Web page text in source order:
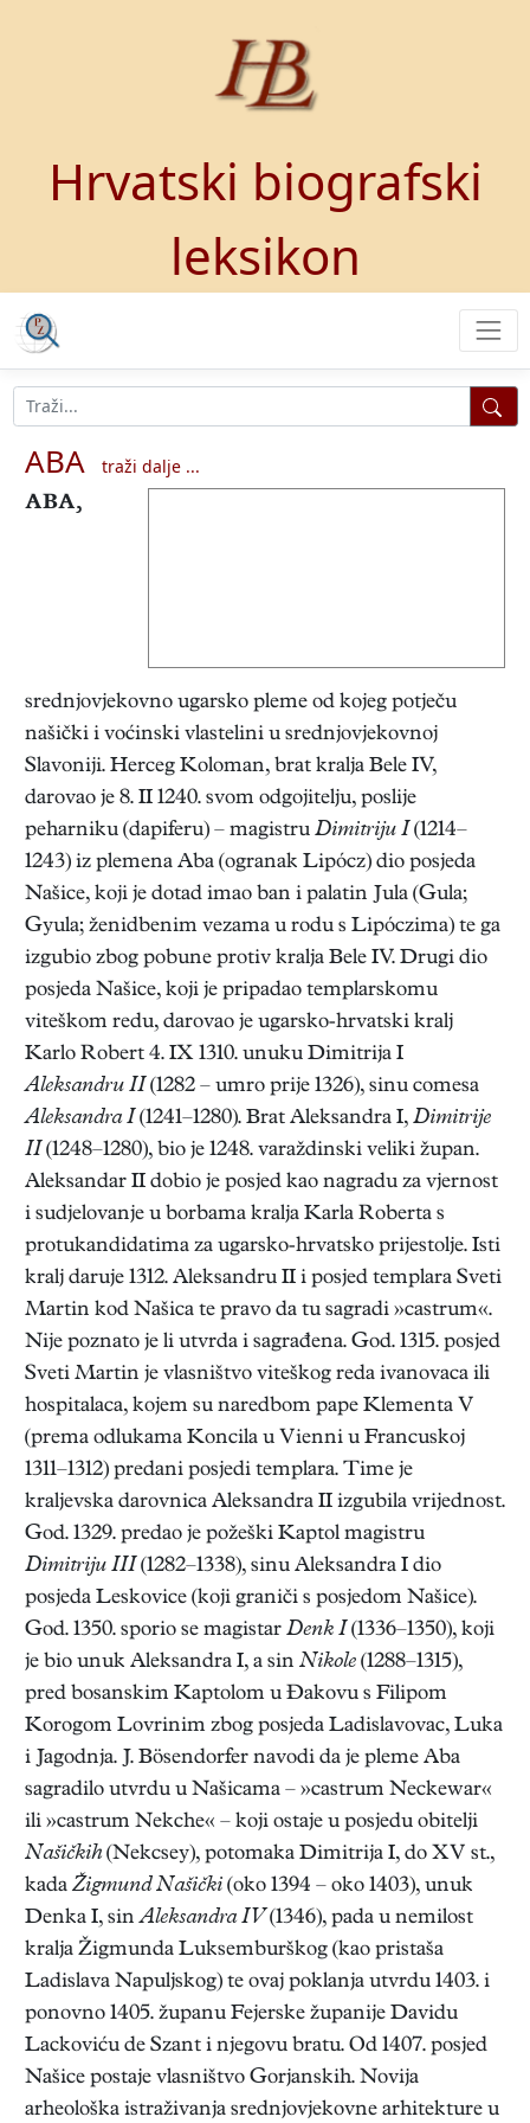
Hrvatski biografski
leksikon
ABA
traži dalje ...
ABA,
srednjovjekovno ugarsko pleme od kojeg potječu
našički i voćinski vlastelini u srednjovjekovnoj
Slavoniji. Herceg Koloman, brat kralja Bele IV,
darovao je 8. II 1240. svom odgojitelju, poslije
peharniku (dapiferu) – magistru Dimitriju I (1214–
1243) iz plemena Aba (ogranak Lipócz) dio posjeda
Našice, koji je dotad imao ban i palatin Jula (Gula;
Gyula; ženidbenim vezama u rodu s Lipóczima) te ga
izgubio zbog pobune protiv kralja Bele IV. Drugi dio
posjeda Našice, koji je pripadao templarskomu
viteškom redu, darovao je ugarsko-hrvatski kralj
Karlo Robert 4. IX 1310. unuku Dimitrija I
Aleksandru II (1282 – umro prije 1326), sinu comesa
Aleksandra I (1241–1280). Brat Aleksandra I, Dimitrije
II (1248–1280), bio je 1248. varaždinski veliki župan.
Aleksandar II dobio je posjed kao nagradu za vjernost
i sudjelovanje u borbama kralja Karla Roberta s
protukandidatima za ugarsko-hrvatsko prijestolje. Isti
kralj daruje 1312. Aleksandru II i posjed templara Sveti
Martin kod Našica te pravo da tu sagradi »castrum«.
Nije poznato je li utvrda i sagrađena. God. 1315. posjed
Sveti Martin je vlasništvo viteškog reda ivanovaca ili
hospitalaca, kojem su naredbom pape Klementa V
(prema odlukama Koncila u Vienni u Francuskoj
1311–1312) predani posjedi templara. Time je
kraljevska darovnica Aleksandra II izgubila vrijednost.
God. 1329. predao je požeški Kaptol magistru
Dimitriju III (1282–1338), sinu Aleksandra I dio
posjeda Leskovice (koji graniči s posjedom Našice).
God. 1350. sporio se magistar Denk I (1336–1350), koji
je bio unuk Aleksandra I, a sin Nikole (1288–1315),
pred bosanskim Kaptolom u Đakovu s Filipom
Korogom Lovrinim zbog posjeda Ladislavovac, Luka
i Jagodnja. J. Bösendorfer navodi da je pleme Aba
sagradilo utvrdu u Našicama – »castrum Neckewar«
ili »castrum Nekche« – koji ostaje u posjedu obitelji
Našičkih(Nekcsey), potomaka Dimitrija I, do XV st.,
kada Žigmund Našički (oko 1394 – oko 1403), unuk
Denka I, sinAleksandra IV (1346), pada u nemilost
kralja Žigmunda Luksemburškog (kao pristaša
Ladislava Napuljskog) te ovaj poklanja utvrdu 1403. i
ponovno 1405. županu Fejerske županije Davidu
Lackoviću de Szant i njegovu bratu. Od 1407. posjed
Našice postaje vlasništvo Gorjanskih. Novija
arheološka istraživanja srednjovjekovne arhitekture u